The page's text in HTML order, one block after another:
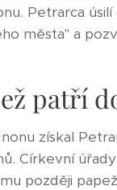
Petrarca
města" a
patří
získal
Církevní
později